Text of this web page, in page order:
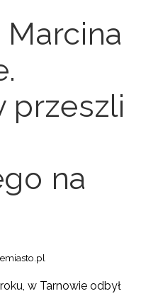
Marcina
przeszli
na
w Tarnowie odbył